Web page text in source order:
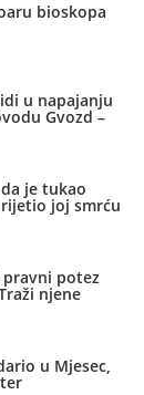
bioskopa
u napajanju
Gvozd –
je tukao
joj smrću
potez
njene
u Mjesec,